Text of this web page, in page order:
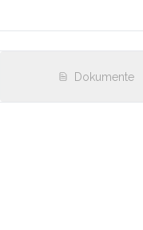
Dokumente